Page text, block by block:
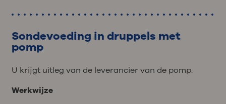
Sondevoeding in druppels met
pomp
U krijgt uitleg van de leverancier van de pomp.
Werkwijze